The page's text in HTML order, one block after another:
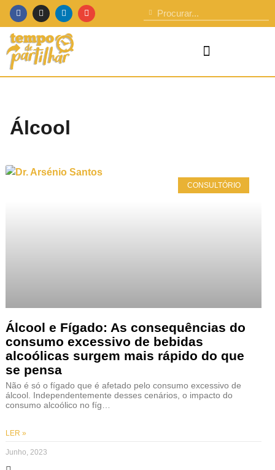
Álcool
CONSULTÓRIO
Álcool e Fígado: As consequências do
consumo excessivo de bebidas
alcoólicas surgem mais rápido do que
se pensa
Não é só o fígado que é afetado pelo consumo excessivo de
álcool. Independentemente desses cenários, o impacto do
consumo alcoólico no fíg…
LER »
Junho, 2023